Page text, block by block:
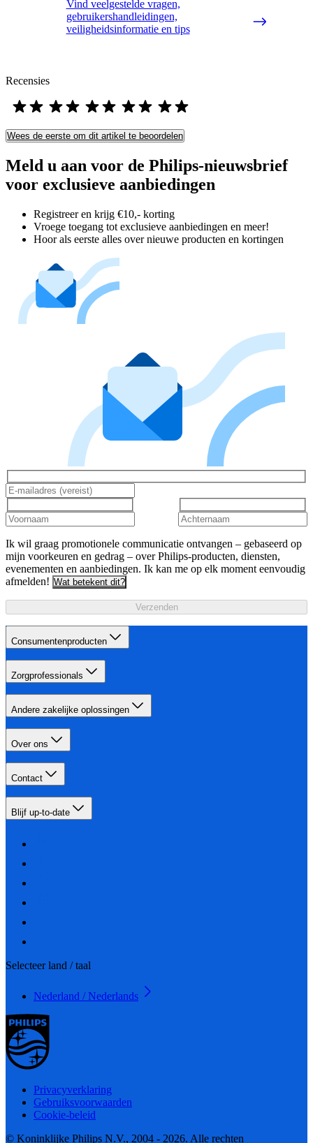
Vind veelgestelde vragen,
gebruikershandleidingen,
veiligheidsinformatie en tips
Recensies
Wees de eerste om dit artikel te beoordelen
Meld u aan voor de Philips-nieuwsbrief
voor exclusieve aanbiedingen
Registreer en krijg €10,- korting
Vroege toegang tot exclusieve aanbiedingen en meer!
Hoor als eerste alles over nieuwe producten en kortingen
Ik wil graag promotionele communicatie ontvangen – gebaseerd op
mijn voorkeuren en gedrag – over Philips-producten, diensten,
evenementen en aanbiedingen. Ik kan me op elk moment eenvoudig
afmelden! Wat betekent dit?
Verzenden
Consumentenproducten
Zorgprofessionals
Andere zakelijke oplossingen
Over ons
Contact
Blijf up-to-date
Selecteer land / taal
Nederland / Nederlands
Privacyverklaring
Gebruiksvoorwaarden
Cookie-beleid
© Koninklijke Philips N.V., 2004 - 2026. Alle rechten